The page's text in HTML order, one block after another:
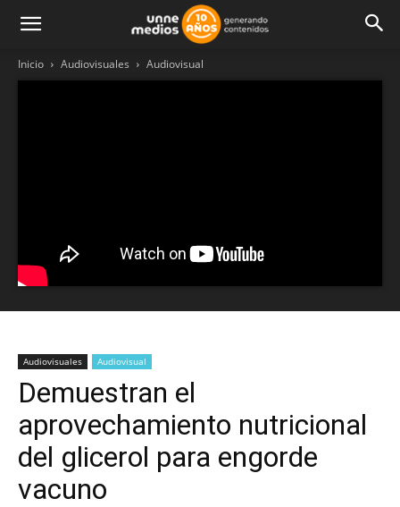
Inicio Audiovisuales Audiovisual
Audiovisuales Audiovisual
Demuestran el
aprovechamiento nutricional
del glicerol para engorde
vacuno